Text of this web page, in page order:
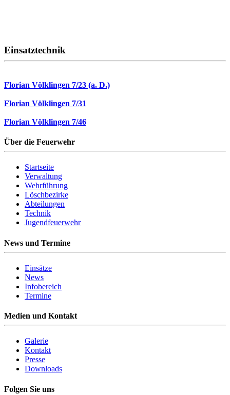
Einsatztechnik
Florian Völklingen 7/23 (a. D.)
Florian Völklingen 7/31
Florian Völklingen 7/46
Über die Feuerwehr
Startseite
Verwaltung
Wehrführung
Löschbezirke
Abteilungen
Technik
Jugendfeuerwehr
News und Termine
Einsätze
News
Infobereich
Termine
Medien und Kontakt
Galerie
Kontakt
Presse
Downloads
Folgen Sie uns